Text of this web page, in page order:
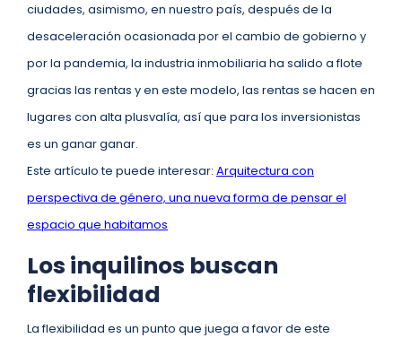
ciudades, asimismo, en nuestro país, después de la
desaceleración ocasionada por el cambio de gobierno y
por la pandemia, la industria inmobiliaria ha salido a flote
gracias las rentas y en este modelo, las rentas se hacen en
lugares con alta plusvalía, así que para los inversionistas
es un ganar ganar.
Este artículo te puede interesar: Arquitectura con
perspectiva de género, una nueva forma de pensar el
espacio que habitamos
Los inquilinos buscan
flexibilidad
La flexibilidad es un punto que juega a favor de este